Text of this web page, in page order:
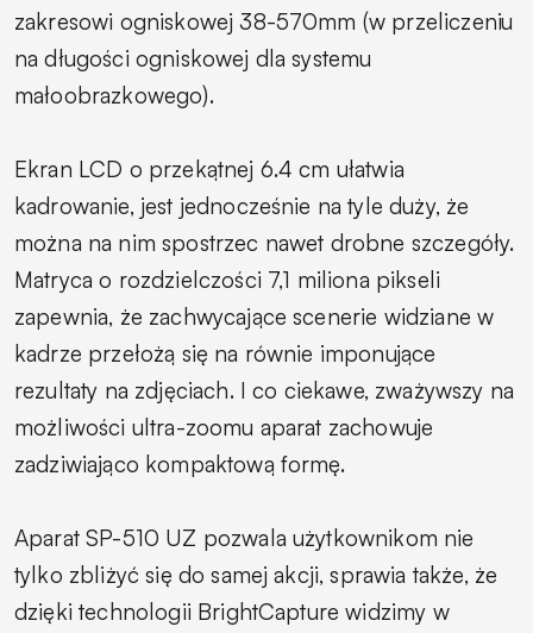
zakresowi ogniskowej 38-570mm (w przeliczeniu
na długości ogniskowej dla systemu
małoobrazkowego).
Ekran LCD o przekątnej 6.4 cm ułatwia
kadrowanie, jest jednocześnie na tyle duży, że
można na nim spostrzec nawet drobne szczegóły.
Matryca o rozdzielczości 7,1 miliona pikseli
zapewnia, że zachwycające scenerie widziane w
kadrze przełożą się na równie imponujące
rezultaty na zdjęciach. I co ciekawe, zważywszy na
możliwości ultra-zoomu aparat zachowuje
zadziwiająco kompaktową formę.
Aparat SP-510 UZ pozwala użytkownikom nie
tylko zbliżyć się do samej akcji, sprawia także, że
dzięki technologii BrightCapture widzimy w